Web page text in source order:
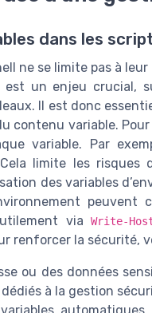
dans les
ne se limite pas à
est un enjeu crucial,
Il est donc
variable.
variable. Par
limite les risques
des variables
via
Write-
renforcer la sécurité,
ou des données
à la gestion